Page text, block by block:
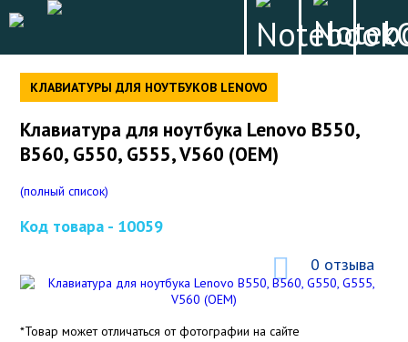
КЛАВИАТУРЫ ДЛЯ НОУТБУКОВ LENOVO
Клавиатура для ноутбука Lenovo B550,
B560, G550, G555, V560 (OEM)
(полный список)
Код товара - 10059
0 отзыва
*Товар может отличаться от фотографии на сайте